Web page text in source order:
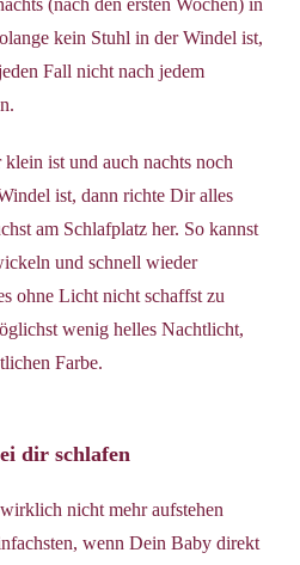
(nach den ersten Wochen) in
kein Stuhl in der Windel ist,
Fall nicht nach jedem
ist und auch nachts noch
ist, dann richte Dir alles
am Schlafplatz her. So kannst
und schnell wieder
ohne Licht nicht schaffst zu
wenig helles Nachtlicht,
Farbe.
dir schlafen
nicht mehr aufstehen
wenn Dein Baby direkt